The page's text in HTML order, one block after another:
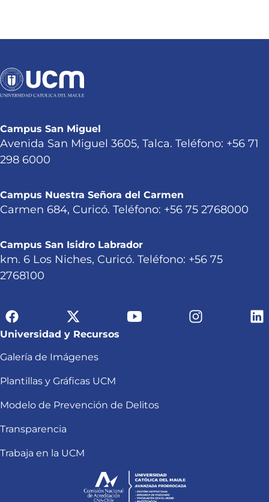
Campus San Miguel
Avenida San Miguel 3605, Talca. Teléfono: +56 71
298 6000
Campus Nuestra Señora del Carmen
Carmen 684, Curicó. Teléfono: +56 75 2768000
Campus San Isidro Labrador
km. 6 Los Niches, Curicó. Teléfono: +56 75
2768100
Universidad y Recursos
Galería de Imágenes
Plantillas y Gráficas UCM
Modelo de Prevención de Delitos
Transparencia
Trabaja en la UCM